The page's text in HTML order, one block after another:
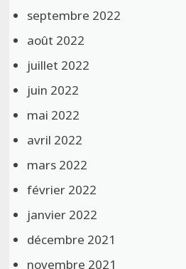
septembre 2022
août 2022
juillet 2022
juin 2022
mai 2022
avril 2022
mars 2022
février 2022
janvier 2022
décembre 2021
novembre 2021